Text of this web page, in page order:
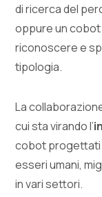
di ricerca del
oppure un
riconoscere e
tipologia.
La
cui sta virando l’
cobot progettati
esseri umani,
in vari settori.